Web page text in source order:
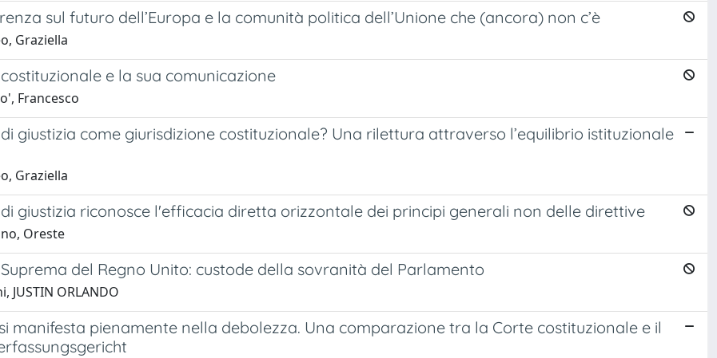
sul futuro dell’Europa e la comunità politica dell’Unione che (ancora) non c’è
Graziella
e la sua comunicazione
Francesco
giustizia come giurisdizione costituzionale? Una rilettura attraverso l’equilibrio istituzionale
Graziella
giustizia riconosce l'efficacia diretta orizzontale dei principi generali non delle direttive
Oreste
del Regno Unito: custode della sovranità del Parlamento
JUSTIN ORLANDO
manifesta pienamente nella debolezza. Una comparazione tra la Corte costituzionale e il